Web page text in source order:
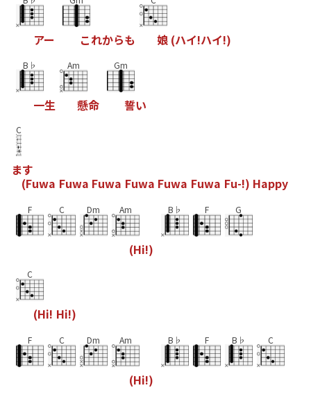
アー これからも 娘 (ハイ!ハイ!)
B♭
一生
Am
懸命
Gm
誓い
C
ます
(Fuwa Fuwa Fuwa Fuwa Fuwa Fuwa Fu-!) Happy
F C Dm Am
(Hi!)
B♭ F G
C
(Hi! Hi!)
F C Dm Am
(Hi!)
B♭ F B♭ C